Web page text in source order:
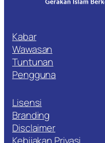
Kabar
Wawasan
Tuntunan
Pengguna
Lisensi
Branding
Disclaimer